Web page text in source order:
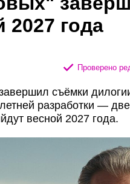
2027 года
Проверено
съёмки
разработки —
весной 2027 года.